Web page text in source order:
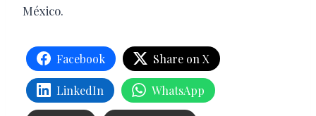
México.
Facebook Share on X
LinkedIn WhatsApp